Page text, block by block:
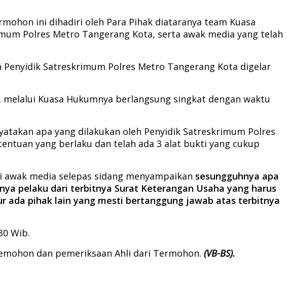
ini dihadiri oleh Para Pihak diataranya team Kuasa
Polres Metro Tangerang Kota, serta awak media yang telah
Satreskrimum Polres Metro Tangerang Kota digelar
Kuasa Hukumnya berlangsung singkat dengan waktu
apa yang dilakukan oleh Penyidik Satreskrimum Polres
yang berlaku dan telah ada 3 alat bukti yang cukup
media selepas sidang menyampaikan sesungguhnya apa
pelaku dari terbitnya Surat Keterangan Usaha yang harus
ada pihak lain yang mesti bertanggung jawab atas terbitnya
Wib.
dan pemeriksaan Ahli dari Termohon. (VB-BS).